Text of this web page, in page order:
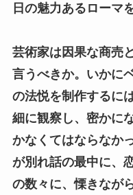
日の魅力あるローマ
芸術家は因果な商売
言うべきか。いかに
の法悦を制作するに
細に観察し、密かに
かなくてはならなか
が別れ話の最中に、
の数々に、慄きなが